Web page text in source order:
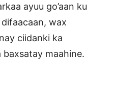
ayuu go’aan ku
wax
ciidanki ka
maahine.